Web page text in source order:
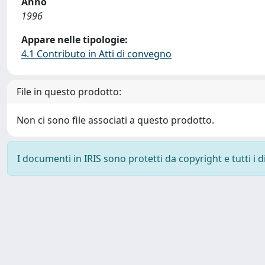
1996
Appare nelle tipologie:
4.1 Contributo in Atti di convegno
File in questo prodotto:
Non ci sono file associati a questo prodotto.
I documenti in IRIS sono protetti da copyright e tutti i